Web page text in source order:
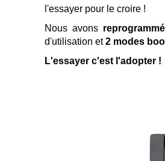
l'essayer pour le croire !
Nous avons
d'utilisation et 2 modes
L'essayer c'est l'adopter !